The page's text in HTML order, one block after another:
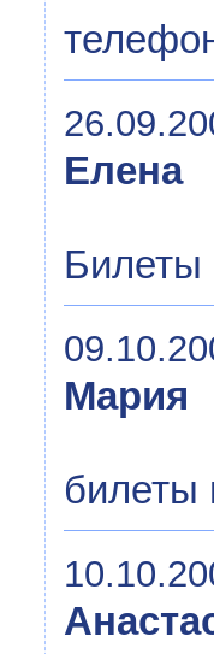
Елена
Билеты
Мария
билеты